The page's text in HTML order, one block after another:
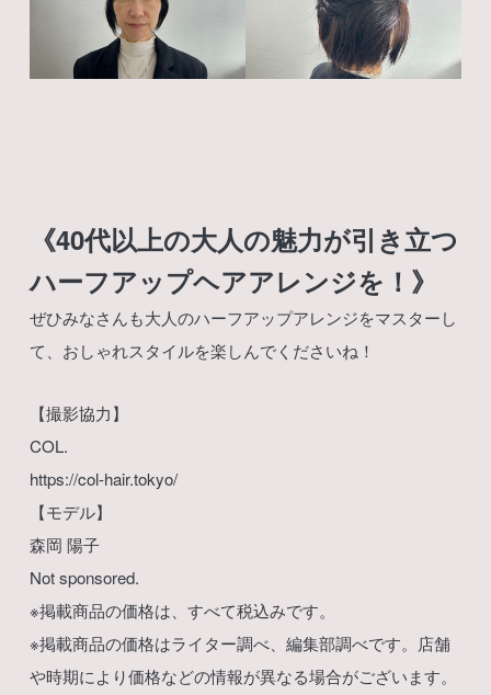
《40代以上の大人の魅力が引き立つ
ハーフアップヘアアレンジを！》
ぜひみなさんも大人のハーフアップアレンジをマスターし
て、おしゃれスタイルを楽しんでくださいね！
【撮影協力】
COL.
https://col-hair.tokyo/
【モデル】
森岡 陽子
Not sponsored.
※掲載商品の価格は、すべて税込みです。
※掲載商品の価格はライター調べ、編集部調べです。店舗
や時期により価格などの情報が異なる場合がございます。